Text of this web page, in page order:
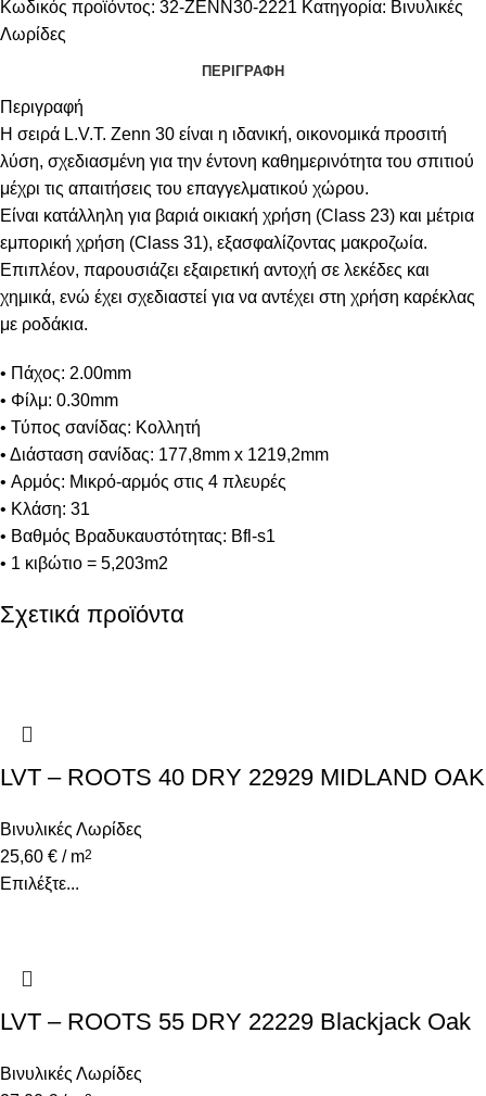
Κωδικός προϊόντος: 32-ZENN30-2221 Κατηγορία: Βινυλικές
Λωρίδες
ΠΕΡΙΓΡΑΦΉ
Περιγραφή
Η σειρά L.V.T. Zenn 30 είναι η ιδανική, οικονομικά προσιτή
λύση, σχεδιασμένη για την έντονη καθημερινότητα του σπιτιού
μέχρι τις απαιτήσεις του επαγγελματικού χώρου.
Είναι κατάλληλη για βαριά οικιακή χρήση (Class 23) και μέτρια
εμπορική χρήση (Class 31), εξασφαλίζοντας μακροζωία.
Επιπλέον, παρουσιάζει εξαιρετική αντοχή σε λεκέδες και
χημικά, ενώ έχει σχεδιαστεί για να αντέχει στη χρήση καρέκλας
με ροδάκια.
• Πάχος: 2.00mm
• Φίλμ: 0.30mm
• Τύπος σανίδας: Κολλητή
• Διάσταση σανίδας: 177,8mm x 1219,2mm
• Αρμός: Μικρό-αρμός στις 4 πλευρές
• Κλάση: 31
• Βαθμός Βραδυκαυστότητας: Bfl-s1
• 1 κιβώτιο = 5,203m2
Σχετικά προϊόντα
LVT – ROOTS 40 DRY 22929 MIDLAND OAK
Βινυλικές Λωρίδες
25,60 € / m2
Επιλέξτε...
LVT – ROOTS 55 DRY 22229 Blackjack Oak
Βινυλικές Λωρίδες